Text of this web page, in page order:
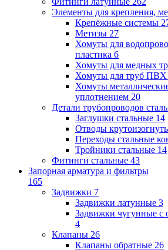
Элементы для крепления,
Крепёжные системы
Метизы 27
Хомуты для
пластика 6
Хомуты для медных
Хомуты для труб ПВХ
Хомуты
уплотнением 20
Детали трубопроводов
Заглушки стальные 14
Отводы
Переходы стальные
Тройники стальные 14
Фитинги стальные 43
Запорная арматура и фильтры
165
Задвижки 7
Задвижки латунные 3
Задвижки чугунные с
4
Клапаны 26
Клапаны обратные 26